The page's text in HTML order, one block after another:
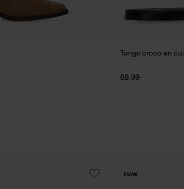
Tongs croco en
68.99
new